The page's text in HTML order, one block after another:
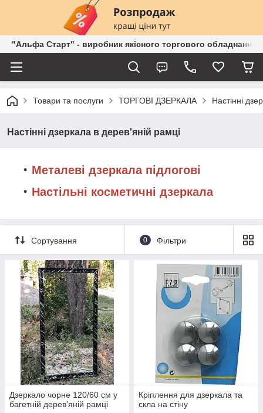
"Альфа Старт" - виробник якісного торгового обладнання
Товари та послуги ТОРГОВІ ДЗЕРКАЛА Настінні
Настінні дзеркала в дерев'яній рамці
Металеві дзеркала підлогові
Настільні косметичні дзеркала
Сортування 0 Фільтри
Дзеркало чорне 120/60 см у
багетній дерев'яній рамці
Кріплення для дзеркала та
скла на стіну